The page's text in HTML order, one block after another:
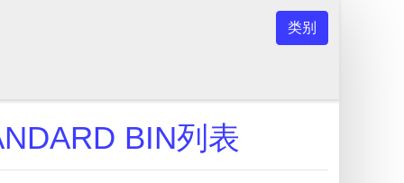
类别
BIN列表